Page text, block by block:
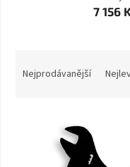
7 156
Nejprodávanější